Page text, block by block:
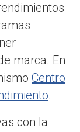
marca. En
Centro
.
con la